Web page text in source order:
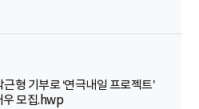
형 기부로 ‘연극내일 프로젝트’
우 모집.hwp